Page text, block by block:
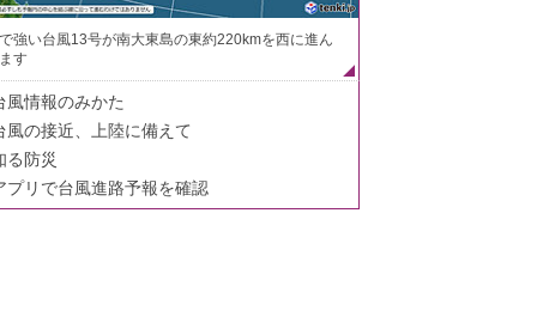
強い台風13号が南大東島の東約220kmを西に進ん
す
風情報のみかた
風の接近、上陸に備えて
る防災
プリで台風進路予報を確認